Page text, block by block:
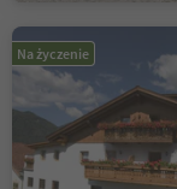
Na życzenie